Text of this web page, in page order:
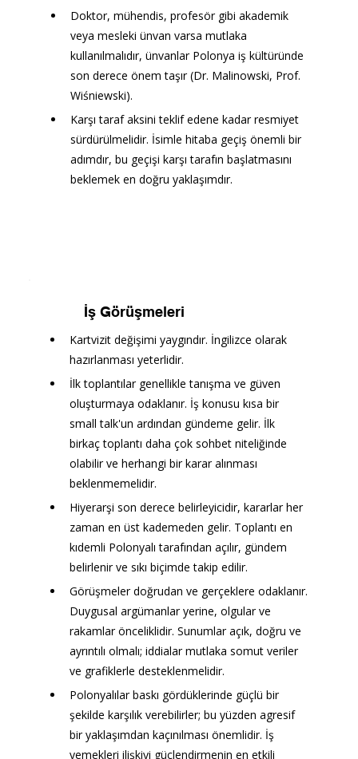
İş Görüşmeleri
Kartvizit değişimi yaygındır. İngilizce olarak
hazırlanması yeterlidir.
İlk toplantılar genellikle tanışma ve güven
oluşturmaya odaklanır. İş konusu kısa bir
small talk'un ardından gündeme gelir. İlk
birkaç toplantı daha çok sohbet niteliğinde
olabilir ve herhangi bir karar alınması
beklenmemelidir.
Hiyerarşi son derece belirleyicidir, kararlar her
zaman en üst kademeden gelir. Toplantı en
kıdemli Polonyalı tarafından açılır, gündem
belirlenir ve sıkı biçimde takip edilir.
Görüşmeler doğrudan ve gerçeklere odaklanır.
Duygusal argümanlar yerine, olgular ve
rakamlar önceliklidir. Sunumlar açık, doğru ve
ayrıntılı olmalı; iddialar mutlaka somut veriler
ve grafiklerle desteklenmelidir.
Polonyalılar baskı gördüklerinde güçlü bir
şekilde karşılık verebilirler; bu yüzden agresif
bir yaklaşımdan kaçınılması önemlidir. İş
yemekleri ilişkiyi güçlendirmenin en etkili
Doktor, mühendis, profesör gibi akademik
veya mesleki ünvan varsa mutlaka
kullanılmalıdır, ünvanlar Polonya iş kültüründe
son derece önem taşır (Dr. Malinowski, Prof.
Wiśniewski).
Karşı taraf aksini teklif edene kadar resmiyet
sürdürülmelidir. İsimle hitaba geçiş önemli bir
adımdır, bu geçişi karşı tarafın başlatmasını
beklemek en doğru yaklaşımdır.